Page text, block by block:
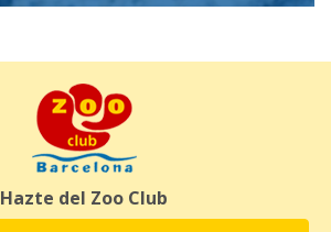
Hazte del Zoo Club